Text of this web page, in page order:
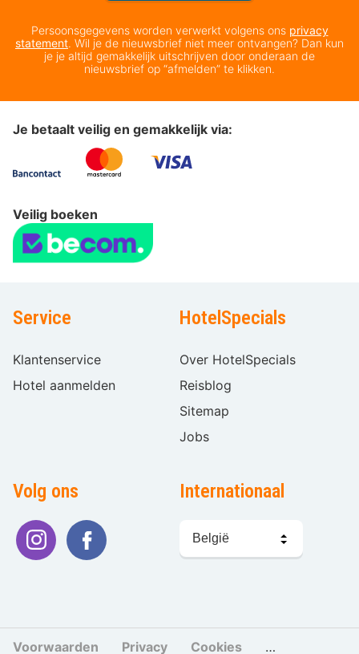
Persoonsgegevens worden verwerkt volgens ons privacy
statement. Wil je de nieuwsbrief niet meer ontvangen? Dan kun
je je altijd gemakkelijk uitschrijven door onderaan de
nieuwsbrief op “afmelden” te klikken.
Je betaalt veilig en gemakkelijk via:
Veilig boeken
Service
Klantenservice
Hotel aanmelden
HotelSpecials
Over HotelSpecials
Reisblog
Sitemap
Jobs
Volg ons Internationaal
kiezen
Voorwaarden Privacy Cookies Cookies